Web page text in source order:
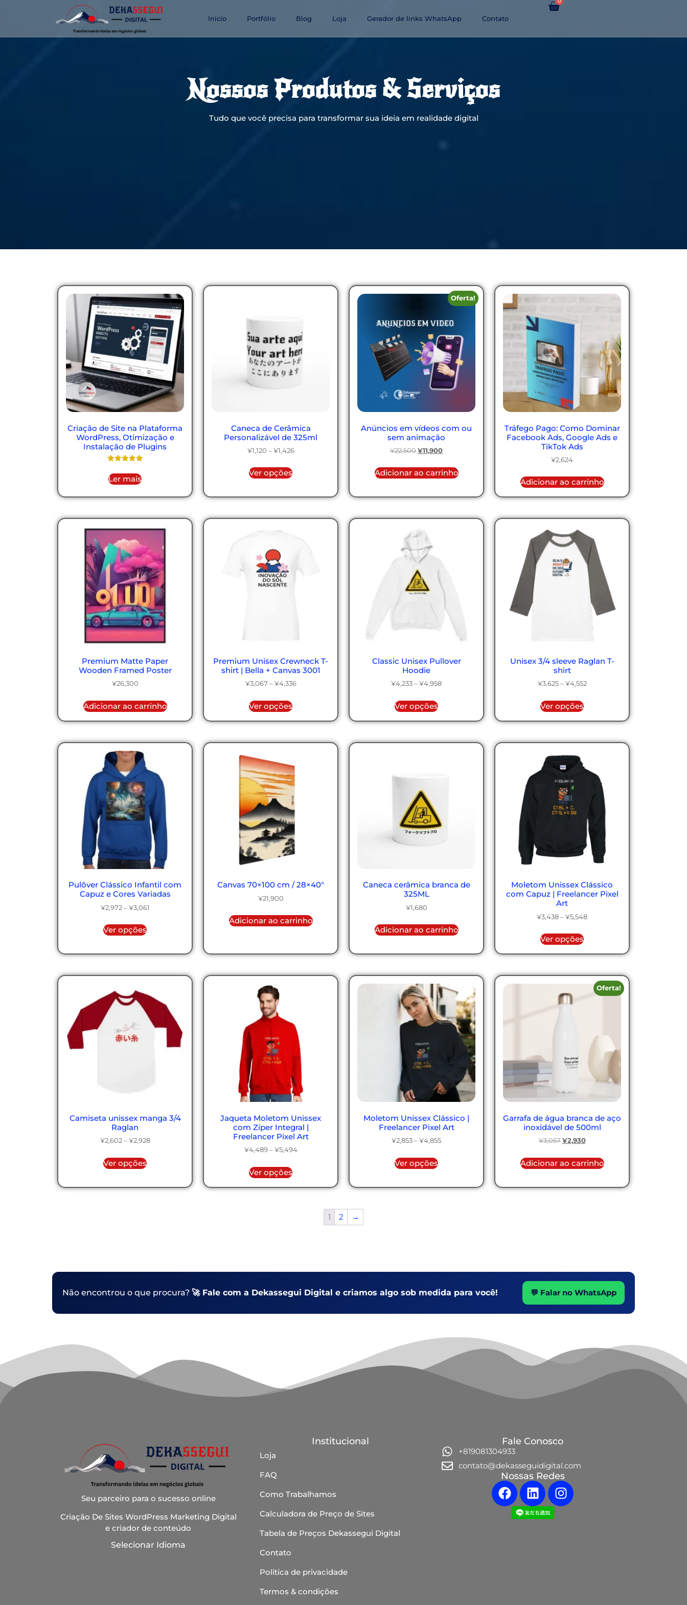
Inicio Portfólio Blog Loja Gerador de links WhatsApp Contato
Nossos Produtos & Serviços
Tudo que você precisa para transformar sua ideia em realidade digital
Criação de Site na Plataforma
WordPress, Otimização e
Instalação de Plugins
5.00
de 5
Ler mais
Caneca de Cerâmica
Personalizável de 325ml
¥1,120 – ¥1,426
Ver opções
Oferta!
Anúncios em vídeos com ou
sem animação
¥22,500 ¥11,900
Adicionar ao carrinho
Tráfego Pago: Como Dominar
Facebook Ads, Google Ads e
TikTok Ads
¥2,624
Adicionar ao carrinho
Premium Matte Paper
Wooden Framed Poster
¥26,300
Adicionar ao carrinho
Premium Unisex Crewneck T-
shirt | Bella + Canvas 3001
¥3,067 – ¥4,336
Ver opções
Classic Unisex Pullover
Hoodie
¥4,233 – ¥4,958
Ver opções
Unisex 3/4 sleeve Raglan T-
shirt
¥3,625 – ¥4,552
Ver opções
Pulôver Clássico Infantil com
Capuz e Cores Variadas
¥2,972 – ¥3,061
Ver opções
Canvas 70×100 cm / 28×40″
¥21,900
Adicionar ao carrinho
Caneca cerâmica branca de
325ML
¥1,680
Adicionar ao carrinho
Moletom Unissex Clássico
com Capuz | Freelancer Pixel
Art
¥3,438 – ¥5,548
Ver opções
Camiseta unissex manga 3/4
Raglan
¥2,602 – ¥2,928
Ver opções
Jaqueta Moletom Unissex
com Zíper Integral |
Freelancer Pixel Art
¥4,489 – ¥5,494
Ver opções
Moletom Unissex Clássico |
Freelancer Pixel Art
¥2,853 – ¥4,855
Ver opções
Oferta!
Garrafa de água branca de aço
inoxidável de 500ml
¥3,057 ¥2,930
Adicionar ao carrinho
1 2 →
Não encontrou o que procura? 🚀 Fale com a Dekassegui Digital e criamos algo sob medida para você! 💬 Falar no WhatsApp
Seu parceiro para o sucesso online
Criação De Sites WordPress Marketing Digital
e criador de conteúdo
Selecionar Idioma
Institucional
Loja
FAQ
Como Trabalhamos
Calculadora de Preço de Sites
Tabela de Preços Dekassegui Digital
Contato
Politica de privacidade
Termos & condições
Fale Conosco
+819081304933
contato@dekasseguidigital.com
Nossas Redes